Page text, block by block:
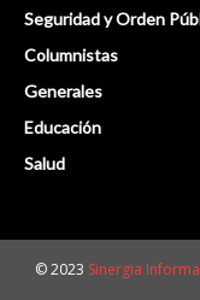
Seguridad y Orden
Columnistas
Generales
Educación
Salud
© 2023 Sinergia